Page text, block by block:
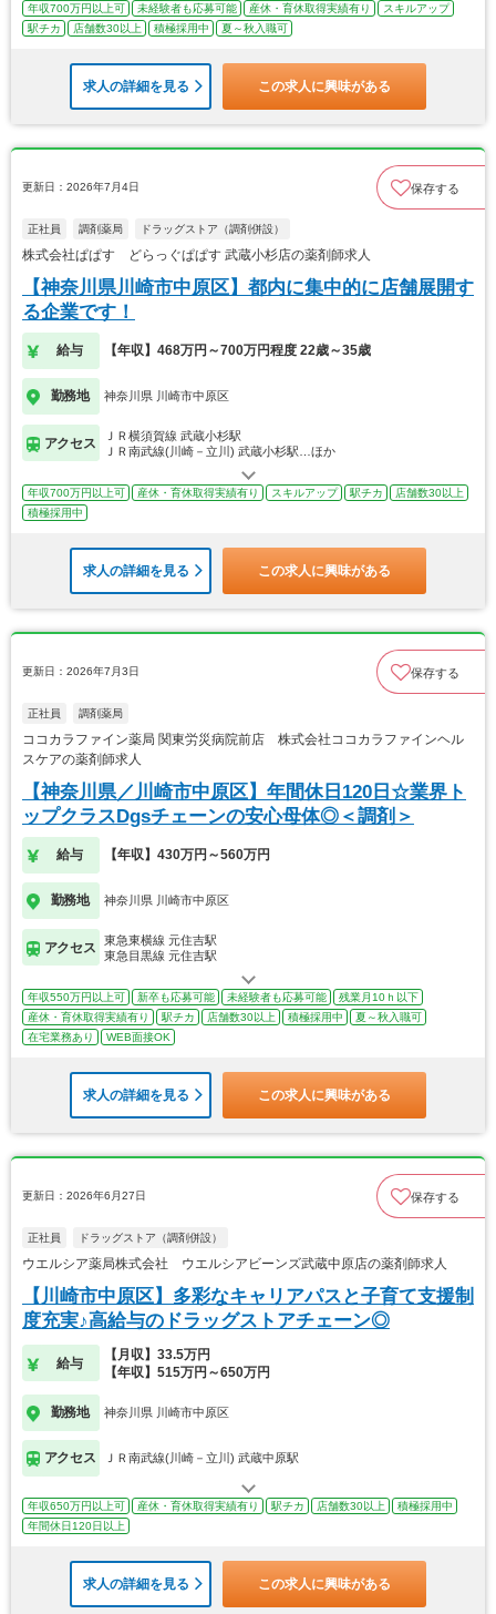
年収700万円以上可 未経験者も応募可能 産休・育休取得実績有り
スキルアップ
駅チカ
店舗数30以上 積極採用中 夏～秋入職可
求人の詳細を見る この求人に興味がある
更新日：2026年7月4日 保存する
正社員 調剤薬局 ドラッグストア（調剤併設）
株式会社ぱぱす どらっぐぱぱす 武蔵小杉店の薬剤師求人
【神奈川県川崎市中原区】都内に集中的に店舗展開す
る企業です！
給与 【年収】468万円～700万円程度 22歳～35歳
勤務地 神奈川県 川崎市中原区
アクセス
ＪＲ横須賀線 武蔵小杉駅
ＪＲ南武線(川崎－立川) 武蔵小杉駅…ほか
年収700万円以上可 産休・育休取得実績有り スキルアップ 駅チカ
店舗数30以上
積極採用中
求人の詳細を見る この求人に興味がある
更新日：2026年7月3日 保存する
正社員 調剤薬局
ココカラファイン薬局 関東労災病院前店 株式会社ココカラファインヘル
スケアの薬剤師求人
【神奈川県／川崎市中原区】年間休日120日☆業界ト
ップクラスDgsチェーンの安心母体◎＜調剤＞
給与 【年収】430万円～560万円
勤務地 神奈川県 川崎市中原区
アクセス
東急東横線 元住吉駅
東急目黒線 元住吉駅
年収550万円以上可 新卒も応募可能 未経験者も応募可能
残業月10ｈ以下
産休・育休取得実績有り
駅チカ 店舗数30以上 積極採用中
夏～秋入職可
在宅業務あり
WEB面接OK
求人の詳細を見る この求人に興味がある
更新日：2026年6月27日 保存する
正社員 ドラッグストア（調剤併設）
ウエルシア薬局株式会社 ウエルシアビーンズ武蔵中原店の薬剤師求人
【川崎市中原区】多彩なキャリアパスと子育て支援制
度充実♪高給与のドラッグストアチェーン◎
給与
【月収】33.5万円
【年収】515万円～650万円
勤務地 神奈川県 川崎市中原区
アクセス ＪＲ南武線(川崎－立川) 武蔵中原駅
年収650万円以上可 産休・育休取得実績有り 駅チカ 店舗数30以上
積極採用中
年間休日120日以上
求人の詳細を見る この求人に興味がある